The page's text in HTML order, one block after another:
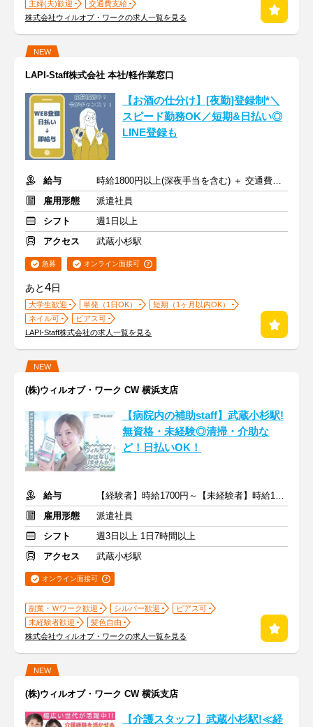
主婦(夫)歓迎
交通費支給
株式会社ウィルオブ・ワークの求人一覧を見る
NEW
LAPI-Staff株式会社 本社/軽作業窓口
【お酒の仕分け】[夜勤]登録制*＼
スピード勤務OK／短期&日払い◎
LINE登録も
給与
時給1800円以上(深夜手当を含む) ＋ 交通費全額支給
雇用形態
派遣社員
シフト
週1日以上
アクセス
武蔵小杉駅
急募 オンライン面接可
あと4日
大学生歓迎 単発（1日OK）
短期（1ヶ月以内OK）
ネイル可
ピアス可
LAPI-Staff株式会社の求人一覧を見る
NEW
(株)ウィルオブ・ワーク CW 横浜支店
【病院内の補助staff】武蔵小杉駅!
無資格・未経験◎清掃・介助な
ど！日払いOK！
給与
【経験者】時給1700円～【未経験者】時給1500円～ ＋交通費
雇用形態
派遣社員
シフト
週3日以上 1日7時間以上
アクセス
武蔵小杉駅
オンライン面接可
副業・Ｗワーク歓迎 シルバー歓迎
ピアス可
未経験者歓迎
髪色自由
株式会社ウィルオブ・ワークの求人一覧を見る
NEW
(株)ウィルオブ・ワーク CW 横浜支店
【介護スタッフ】武蔵小杉駅!≪経